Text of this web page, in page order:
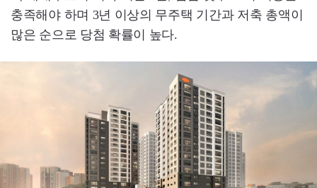
충족해야 하며 3년 이상의 무주택 기간과 저축 총액이
많은 순으로 당첨 확률이 높다.